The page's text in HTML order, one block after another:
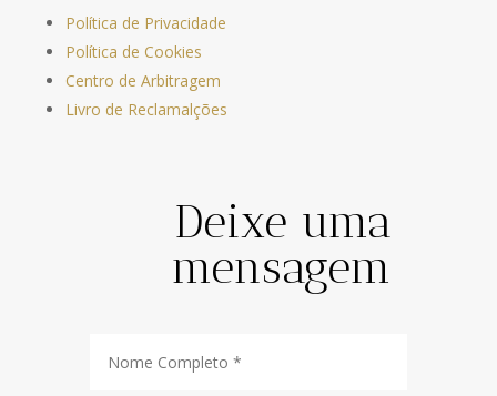
Política de Privacidade
Política de Cookies
Centro de Arbitragem
Livro de Reclamalções
Deixe uma
mensagem